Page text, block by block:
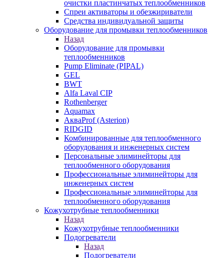
очистки пластинчатых теплообменников
Спреи активаторы и обезжириватели
Средства индивидуальной защиты
Оборудование для промывки теплообменников
Назад
Оборудование для промывки
теплообменников
Pump Eliminate (PIPAL)
GEL
BWT
Alfa Laval CIP
Rothenberger
Aquamax
АкваProf (Asterion)
RIDGID
Комбинированные для теплообменного
оборудования и инженерных систем
Персональные элиминейторы для
теплообменного оборудования
Профессиональные элиминейторы для
инженерных систем
Профессиональные элиминейторы для
теплообменного оборудования
Кожухотрубные теплообменники
Назад
Кожухотрубные теплообменники
Подогреватели
Назад
Подогреватели